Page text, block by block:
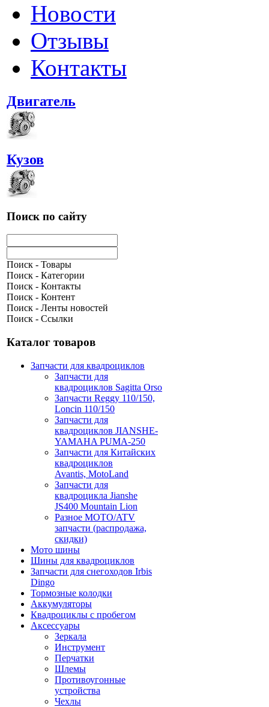
Новости
Отзывы
Контакты
Двигатель
Кузов
Поиск по сайту
Поиск - Товары
Поиск - Категории
Поиск - Контакты
Поиск - Контент
Поиск - Ленты новостей
Поиск - Ссылки
Каталог товаров
Запчасти для квадроциклов
Запчасти для
квадроциклов Sagitta Orso
Запчасти Reggy 110/150,
Loncin 110/150
Запчасти для
квадроциклов JIANSHE-
YAMAHA PUMA-250
Запчасти для Китайских
квадроциклов
Avantis, MotoLand
Запчасти для
квадроцикла Jianshe
JS400 Mountain Lion
Разное МОТО/ATV
запчасти (распродажа,
скидки)
Мото шины
Шины для квадроциклов
Запчасти для снегоходов Irbis
Dingo
Тормозные колодки
Аккумуляторы
Квадроциклы с пробегом
Аксессуары
Зеркала
Инструмент
Перчатки
Шлемы
Противоугонные
устройства
Чехлы